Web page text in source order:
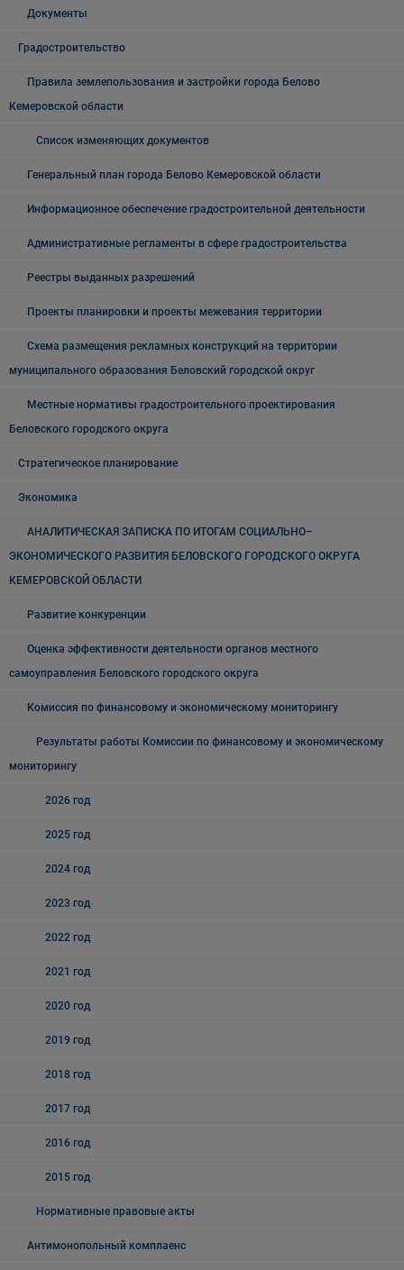
Документы
Градостроительство
Правила землепользования и застройки города Белово
Кемеровской области
Список изменяющих документов
Генеральный план города Белово Кемеровской области
Информационное обеспечение градостроительной деятельности
Административные регламенты в сфере градостроительства
Реестры выданных разрешений
Проекты планировки и проекты межевания территории
Схема размещения рекламных конструкций на территории
муниципального образования Беловский городской округ
Местные нормативы градостроительного проектирования
Беловского городского округа
Стратегическое планирование
Экономика
АНАЛИТИЧЕСКАЯ ЗАПИСКА ПО ИТОГАМ СОЦИАЛЬНО–
ЭКОНОМИЧЕСКОГО РАЗВИТИЯ БЕЛОВСКОГО ГОРОДСКОГО ОКРУГА
КЕМЕРОВСКОЙ ОБЛАСТИ
Развитие конкуренции
Оценка эффективности деятельности органов местного
самоуправления Беловского городского округа
Комиссия по финансовому и экономическому мониторингу
Результаты работы Комиссии по финансовому и экономическому
мониторингу
2026 год
2025 год
2024 год
2023 год
2022 год
2021 год
2020 год
2019 год
2018 год
2017 год
2016 год
2015 год
Нормативные правовые акты
Антимонопольный комплаенс